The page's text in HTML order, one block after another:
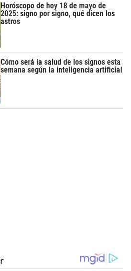
Horóscopo de hoy 18 de mayo de
2025: signo por signo, qué dicen los
astros
Cómo será la salud de los signos esta
semana según la inteligencia artificial